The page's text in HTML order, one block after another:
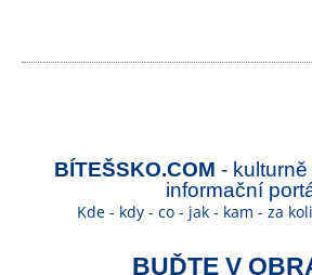
BÍTEŠSKO.COM -
informační
Kde - kdy - co - jak - kam - za
BUĎTE V